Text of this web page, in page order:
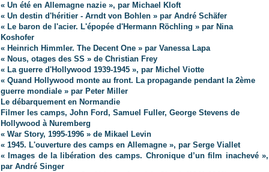
« Un été en Allemagne nazie », par Michael Kloft
« Un destin d'héritier - Arndt von Bohlen » par André Schäfer
« Le baron de l'acier. L'épopée d'Hermann Röchling » par Nina
Koshofer
« Heinrich Himmler. The Decent One » par Vanessa Lapa
« Nous, otages des SS » de Christian Frey
« La guerre d'Hollywood 1939-1945 », par Michel Viotte
« Quand Hollywood monte au front. La propagande pendant la 2ème
guerre mondiale » par Peter Miller
Le débarquement en Normandie
Filmer les camps, John Ford, Samuel Fuller, George Stevens de
Hollywood à Nuremberg
« War Story, 1995-1996 » de Mikael Levin
« 1945. L'ouverture des camps en Allemagne », par Serge Viallet
« Images de la libération des camps. Chronique d’un film inachevé »,
par André Singer